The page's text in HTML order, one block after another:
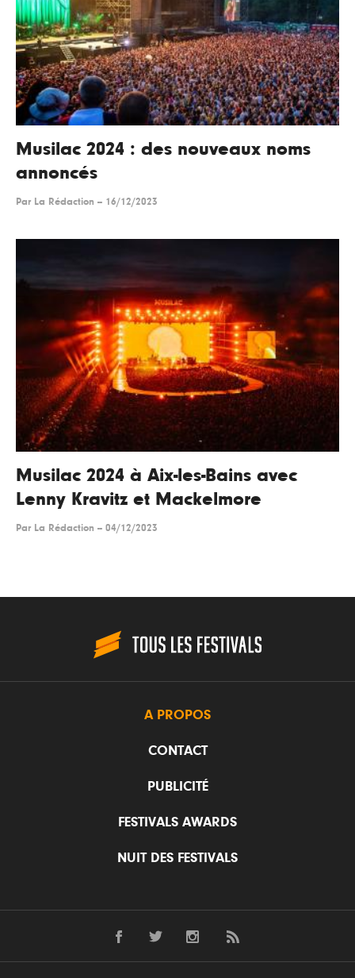
Musilac 2024 : des nouveaux noms
annoncés
Par La Rédaction -- 16/12/2023
Musilac 2024 à Aix-les-Bains avec
Lenny Kravitz et Mackelmore
Par La Rédaction -- 04/12/2023
A PROPOS
CONTACT
PUBLICITÉ
FESTIVALS AWARDS
NUIT DES FESTIVALS